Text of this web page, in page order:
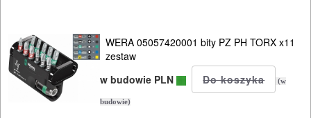
Do
nożyc
do
blach
WERA 05057420001 bity PZ PH TORX x11
zestaw
w budowie PLN
(w
budowie)